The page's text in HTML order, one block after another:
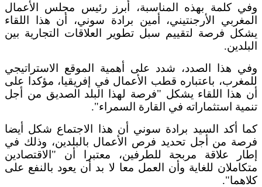
وفي كلمة بهذه المناسبة، أبرز رئيس مجلس الأعمال
المغربي الأرجنتيني، أمين برادة سوني، أن هذا اللقاء
يشكل فرصة لتقييم سبل تطوير العلاقات التجارية بين
البلدين.
وفي هذا الصدد، شدد على أهمية الموقع الاستراتيجي
للمغرب، باعتباره قطب الأعمال في إفريقيا، مؤكدا على
أن هذا اللقاء يشكل "فرصة لهذا البلد الصديق من أجل
تنمية استثماراته في القارة السمراء".
كما أكد السيد برادة سوني أن هذا الاجتماع شكل أيضا
فرصة من أجل تحديد فرص الأعمال بالبلدين، وذلك في
إطار علاقة مربحة للطرفين، معتبرا أن "الاقتصادين
متكاملان للغاية وأن العمل معا لا بد أن يعود بالنفع على
كلاهما".